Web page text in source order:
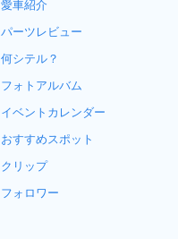
愛車紹介
パーツレビュー
何シテル？
フォトアルバム
イベントカレンダー
おすすめスポット
クリップ
フォロワー